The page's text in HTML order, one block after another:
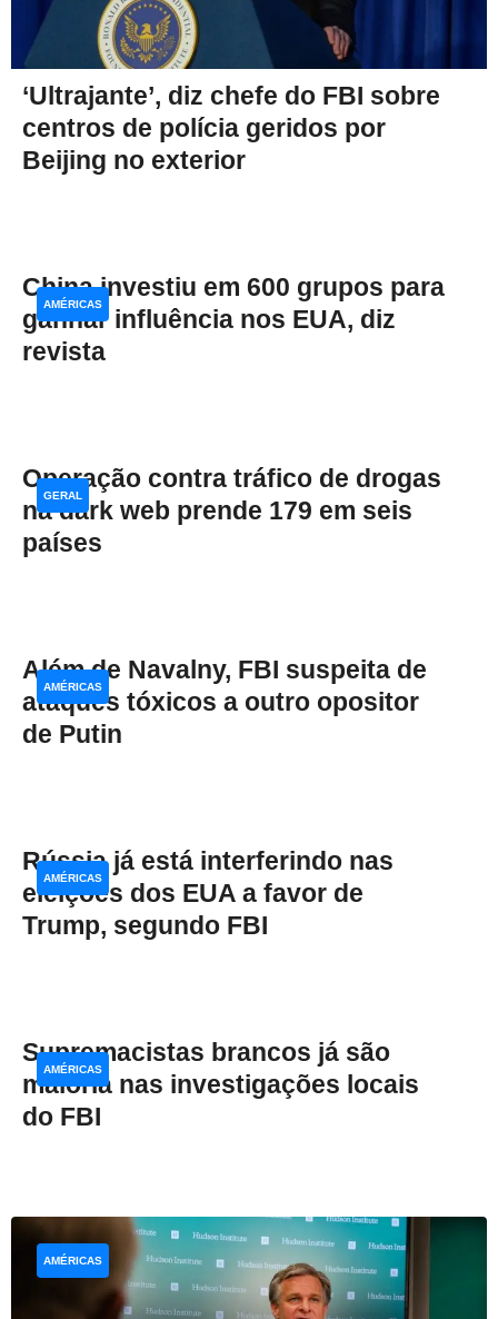
‘Ultrajante’, diz chefe do FBI sobre
centros de polícia geridos por
Beijing no exterior
China investiu em 600 grupos para
ganhar influência nos EUA, diz
revista
AMÉRICAS
Operação contra tráfico de drogas
na dark web prende 179 em seis
países
GERAL
Além de Navalny, FBI suspeita de
ataques tóxicos a outro opositor
de Putin
AMÉRICAS
Rússia já está interferindo nas
eleições dos EUA a favor de
Trump, segundo FBI
AMÉRICAS
Supremacistas brancos já são
maioria nas investigações locais
do FBI
AMÉRICAS
AMÉRICAS